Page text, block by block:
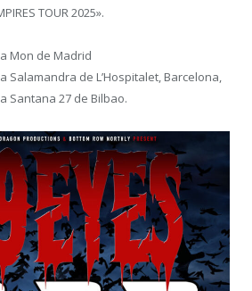
TOUR 2025».
Mon de Madrid
Salamandra de L’Hospitalet, Barcelona,
Santana 27 de Bilbao.